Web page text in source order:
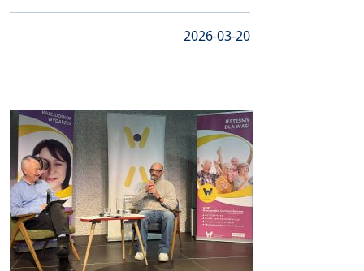
2026-03-20